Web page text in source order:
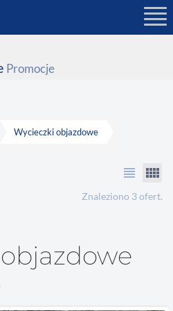
Promocje
Wycieczki objazdowe
view_headline view_comfy
Znaleziono 3 ofert.